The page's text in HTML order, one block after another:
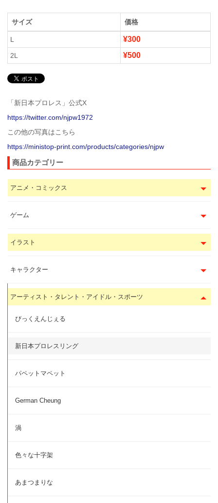
サイズ 価格
L ¥300
2L ¥500
「新日本プロレス」公式X
https://twitter.com/njpw1972
この他の写真はこちら
https://ministop-print.com/products/categories/njpw
商品カテゴリー
アニメ・コミックス
ゲーム
イラスト
キャラクター
アーティスト・タレント・アイドル・スポーツ
びっくえんじぇる
新日本プロレスリング
パペットマペット
German Cheung
渦
色々な十字架
あまつまりな